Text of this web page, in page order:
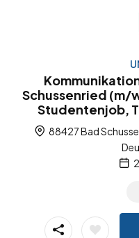
Schussenried (m/
Studentenjob,
88427 Bad